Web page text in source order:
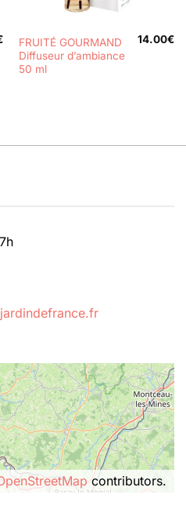
FRUITÉ GOURMAND
Diffuseur d’ambiance
50 ml
14.00€
contributors.